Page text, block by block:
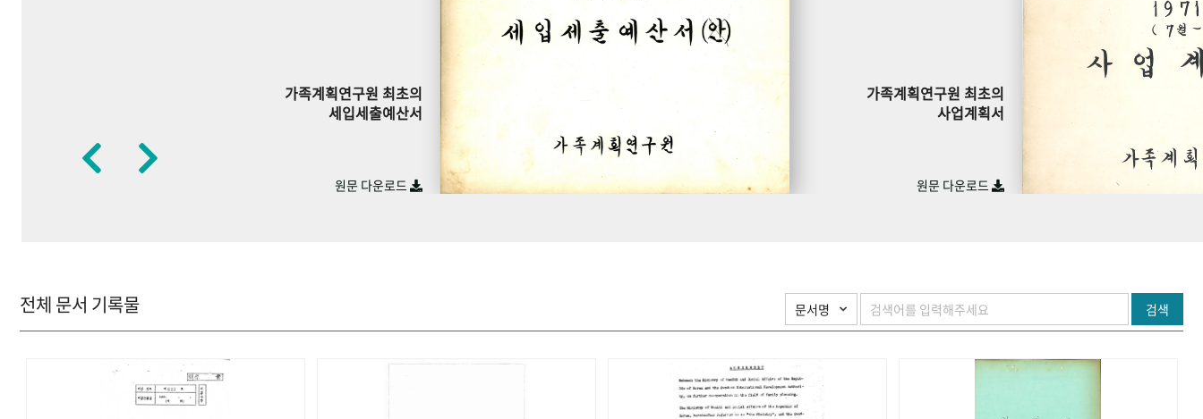
가족계획연구원 최초의
세입세출예산서
원문 다운로드
가족계획연구원 최초의
사업계획서
원문 다운로드
전체 문서 기록물 검색